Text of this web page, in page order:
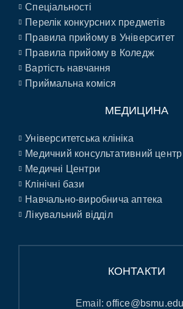
Спеціальності
Перелік конкурсних предметів
Правила прийому в Університет
Правила прийому в Коледж
Вартість навчання
Приймальна коміся
МЕДИЦИНА
Університетська клініка
Медичний консультативний центр
Медичні Центри
Клінічні бази
Навчально-виробнича аптека
Лікувальний відділ
КОНТАКТИ
Email: